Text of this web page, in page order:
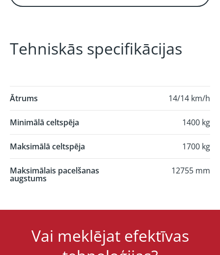
Tehniskās specifikācijas
Ātrums 14/14 km/h
Minimālā celtspēja 1400 kg
Maksimālā celtspēja 1700 kg
Maksimālais pacelšanas
augstums
12755 mm
Vai meklējat efektīvas